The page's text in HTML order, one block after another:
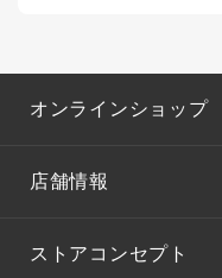
オンラインショップ
店舗情報
ストアコンセプト